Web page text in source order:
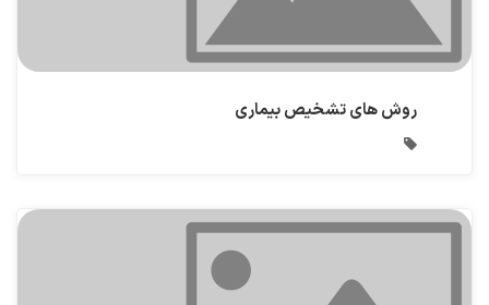
روش های تشخیص بیماری